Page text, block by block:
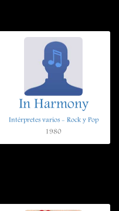
In Harmony
Intérpretes varios - Rock y Pop
1980